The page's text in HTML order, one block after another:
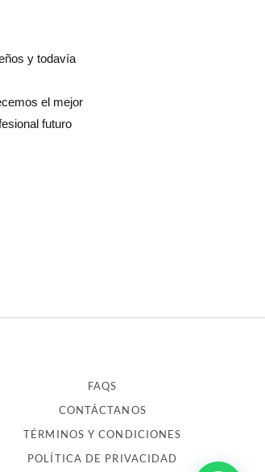
y todavía
el mejor
futuro
FAQS
CONTÁCTANOS
TÉRMINOS Y CONDICIONES
POLÍTICA DE PRIVACIDAD